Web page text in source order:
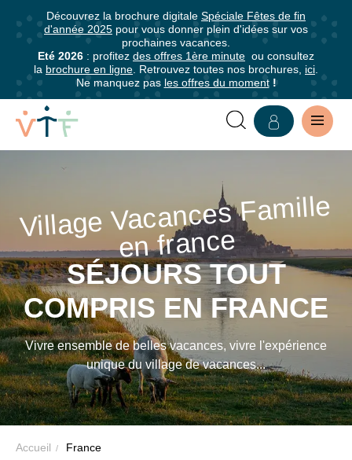
Découvrez la brochure digitale Spéciale Fêtes de fin
d'année 2025 pour vous donner plein d'idées sur vos
prochaines vacances.
Eté 2026 : profitez des offres 1ère minute ou consultez
la brochure en ligne . Retrouvez toutes nos brochures, ici
Ne manquez pas les offres du moment!
SÉJOURS
VACANCES
FAMILLE
EN
FRANCE
-
Village Vacances Fa
mille
en france
SÉJOURS TOUT
COMPRIS EN FRANCE
Vivre ensemble de belles vacances, vivre l'expérience
unique du village de vacances...
Accueil France
Abonnez-
vous
à
notre
newsletter
pour
être
informé·e
de
tous
les
avantages
VTF,
des
offres
exclusives
et